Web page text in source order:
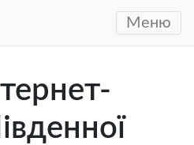
Меню